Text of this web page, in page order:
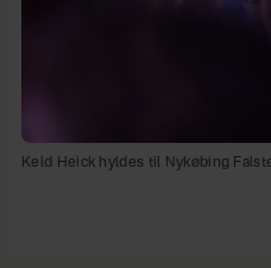
Keld Heick hyldes til Nykøbing